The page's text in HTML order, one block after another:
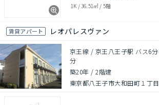
1K /36.51㎡ / 5階
賃貸アパート レオパレスヴァン
京王線 / 京王八王子駅 バス6
分
築20年 /2階建
東京都八王子市大和田町１丁